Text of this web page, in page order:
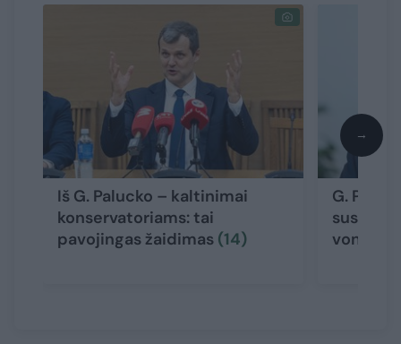
Iš G. Palucko – kaltinimai
konservatoriams: tai
pavojingas žaidimas (14)
G.
susitikti
von der
→